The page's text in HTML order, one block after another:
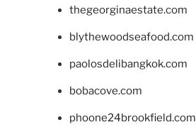
thegeorginaestate.com
blythewoodseafood.com
paolosdelibangkok.com
bobacove.com
phoone24brookfield.com